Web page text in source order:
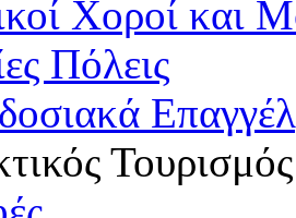
Χοροί και
Πόλεις
Τουρισμός